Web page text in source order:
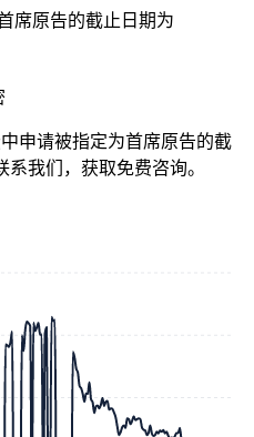
席原告的截止日期为
申请被指定为首席原告的截
系我们，获取免费咨询。